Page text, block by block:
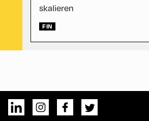
skalieren
FIN